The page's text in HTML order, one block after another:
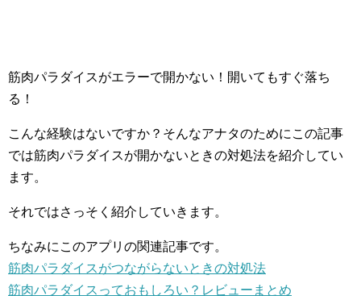
筋肉パラダイスがエラーで開かない！開いてもすぐ落ち
る！
こんな経験はないですか？そんなアナタのためにこの記事
では筋肉パラダイスが開かないときの対処法を紹介してい
ます。
それではさっそく紹介していきます。
ちなみにこのアプリの関連記事です。
筋肉パラダイスがつながらないときの対処法
筋肉パラダイスっておもしろい？レビューまとめ